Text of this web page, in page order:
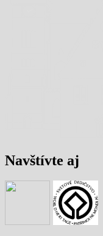
Navštívte aj